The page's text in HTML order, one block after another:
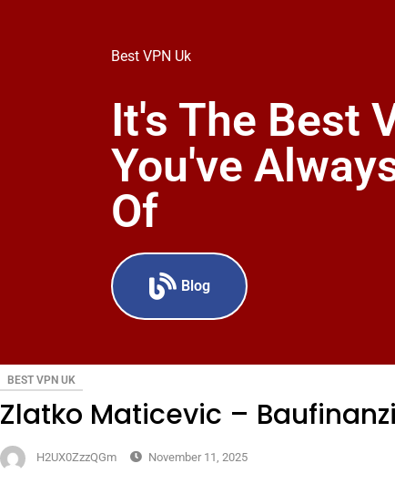
Best VPN Uk
It's The Best
You've
Of
Blog
BEST VPN UK
Zlatko Maticevic –
H2UX0ZzzQGm November 11, 2025